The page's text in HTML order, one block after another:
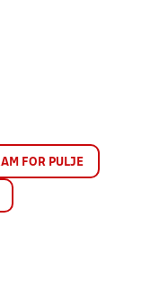
FOR PULJE